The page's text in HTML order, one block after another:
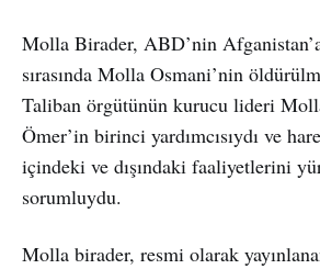
Molla Birader, ABD’nin
sırasında Molla Osmani’nin
Taliban örgütünün kurucu lideri
Ömer’in birinci yardımcısıydı ve
içindeki ve dışındaki faaliyetlerini
sorumluydu.
Molla birader, resmi olarak